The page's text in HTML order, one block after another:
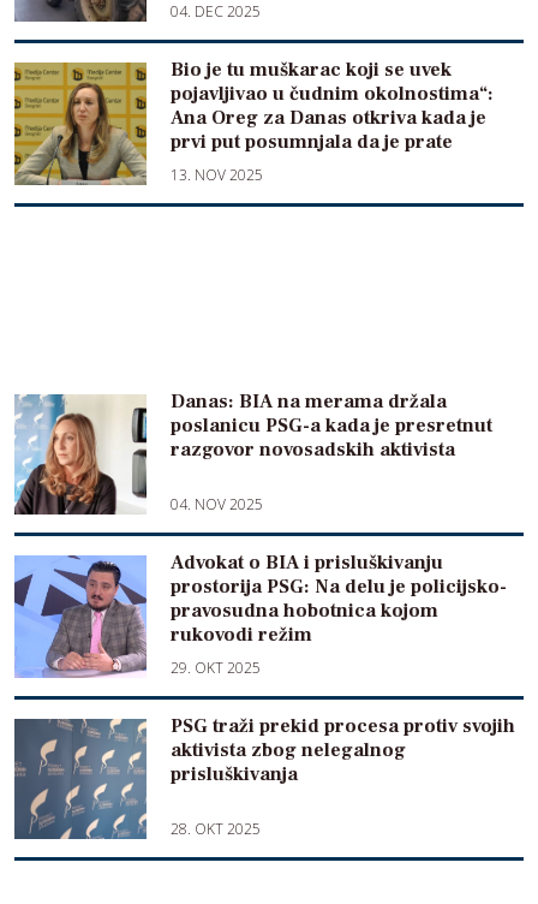
04. DEC 2025
Bio je tu muškarac koji se uvek
pojavljivao u čudnim okolnostima“:
Ana Oreg za Danas otkriva kada je
prvi put posumnjala da je prate
13. NOV 2025
Danas: BIA na merama držala
poslanicu PSG-a kada je presretnut
razgovor novosadskih aktivista
04. NOV 2025
Advokat o BIA i prisluškivanju
prostorija PSG: Na delu je policijsko-
pravosudna hobotnica kojom
rukovodi režim
29. OKT 2025
PSG traži prekid procesa protiv svojih
aktivista zbog nelegalnog
prisluškivanja
28. OKT 2025